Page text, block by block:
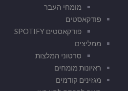
מומחי העבר
פודקאסטים
פודקאסטים SPOTIFY
ממליצים
סרטוני המלצות
ראיונות מומחים
מגזינים קודמים